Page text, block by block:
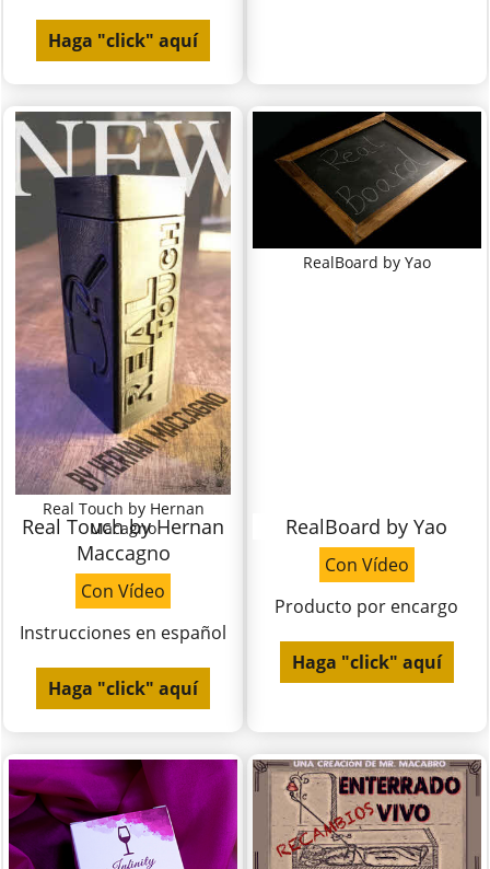
Haga "click" aquí
Real Touch by Hernan
Macagno
Real Touch by Hernan
Maccagno
Con Vídeo
Instrucciones en español
Haga "click" aquí
RealBoard by Yao
RealBoard by Yao
Con Vídeo
Producto por encargo
Haga "click" aquí